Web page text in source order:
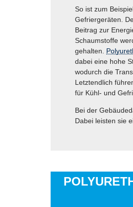
So ist zum
Gefriergeräten.
Beitrag zur
Schaumstoffe
gehalten.
dabei eine hohe
wodurch die
Letztendlich
für Kühl- und
Bei der
Dabei leisten sie